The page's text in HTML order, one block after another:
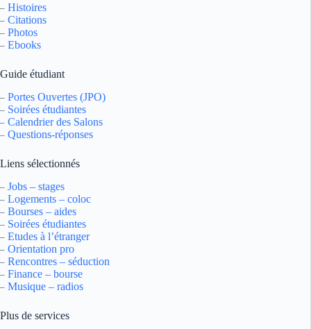
– Histoires
– Citations
– Photos
– Ebooks
Guide étudiant
– Portes Ouvertes (JPO)
– Soirées étudiantes
– Calendrier des Salons
– Questions-réponses
Liens sélectionnés
– Jobs – stages
– Logements – coloc
– Bourses – aides
– Soirées étudiantes
– Etudes à l’étranger
– Orientation pro
– Rencontres – séduction
– Finance – bourse
– Musique – radios
Plus de services